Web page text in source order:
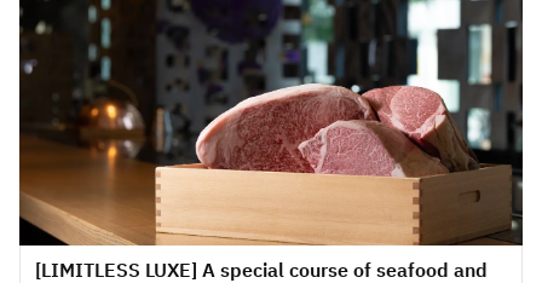
[LIMITLESS LUXE] A special course of seafood and